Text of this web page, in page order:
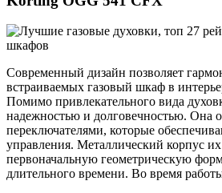
Современный дизайн позволяет
встраиваемых газовый шкаф в
Помимо привлекательного вида
надежностью и долговечностью. Она
переключателями, которые
управления. Металлический корпус их
первоначальную геометрическую
длительного времени. Во время